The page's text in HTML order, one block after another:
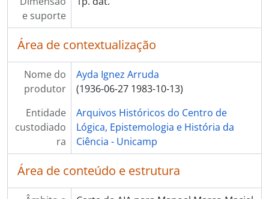
e suporte
Área de contextualização
Nome do
produtor
Ayda Ignez Arruda
(1936-06-27 1983-10-13)
Entidade
custodiado
ra
Arquivos Históricos do Centro de
Lógica, Epistemologia e História da
Ciência - Unicamp
Área de conteúdo e estrutura